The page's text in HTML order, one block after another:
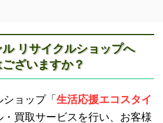
新十津川不用品回収
リサイクルショップへ
ざいますか？
ョップ「 生活応援エコスタイ
買取サービスを行い、お客様